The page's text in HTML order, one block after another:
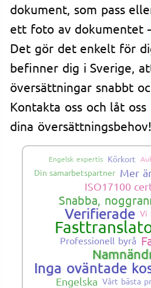
dokument, som pass
ett foto av dokumentet
Det gör det enkelt för
befinner dig i Sverige,
översättningar snabbt
Kontakta oss och låt
dina översättningsbehov!
Engelsk expertis Körkort
Din samarbetspartner Mer
ISO17100
Snabba,
Verifierade Vi
Professionell byrå
Inga oväntade
Engelska Vårt bästa